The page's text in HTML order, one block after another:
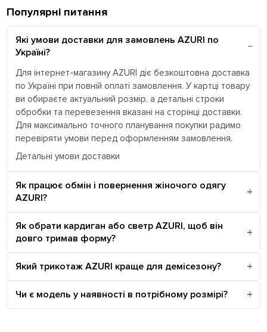
Популярні питання
Які умови доставки для замовлень AZURI по
Україні?
Для інтернет-магазину AZURI діє безкоштовна доставка
по Україні при повній оплаті замовлення. У картці товару
ви обираєте актуальний розмір, а детальні строки
обробки та перевезення вказані на сторінці доставки.
Для максимально точного планування покупки радимо
перевіряти умови перед оформленням замовлення.
Детальні умови доставки
Як працює обмін і повернення жіночого одягу
AZURI?
Як обрати кардиган або светр AZURI, щоб він
довго тримав форму?
Який трикотаж AZURI краще для демісезону?
Чи є модель у наявності в потрібному розмірі?